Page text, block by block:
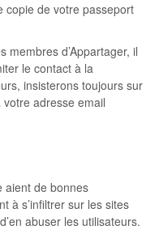
copie de votre passeport
membres d’Appartager, il
le contact à la
insisterons toujours sur
adresse email
aient de bonnes
à s’infiltrer sur les sites
abuser les utilisateurs.